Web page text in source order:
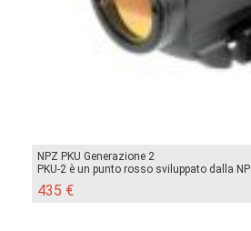
NPZ PKU Generazione 2
PKU-2 è un punto rosso sviluppato dalla
435 €